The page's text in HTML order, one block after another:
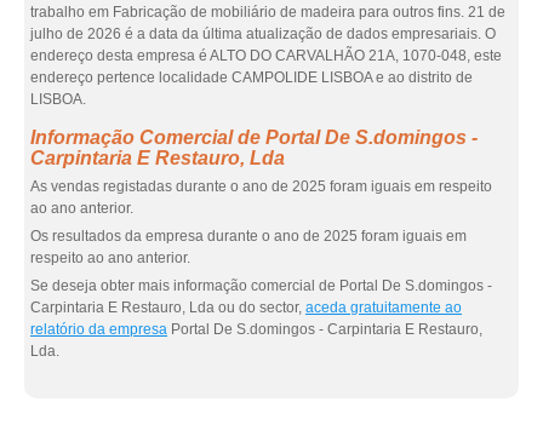
trabalho em Fabricação de mobiliário de madeira para outros fins. 21 de
julho de 2026 é a data da última atualização de dados empresariais. O
endereço desta empresa é ALTO DO CARVALHÃO 21A, 1070-048, este
endereço pertence localidade CAMPOLIDE LISBOA e ao distrito de
LISBOA.
Informação Comercial de Portal De S.domingos -
Carpintaria E Restauro, Lda
As vendas registadas durante o ano de 2025 foram iguais em respeito
ao ano anterior.
Os resultados da empresa durante o ano de 2025 foram iguais em
respeito ao ano anterior.
Se deseja obter mais informação comercial de Portal De S.domingos -
Carpintaria E Restauro, Lda ou do sector, aceda gratuitamente ao
relatório da empresa Portal De S.domingos - Carpintaria E Restauro,
Lda.